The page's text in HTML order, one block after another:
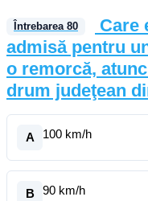
Întrebarea 80
Care
admisă pentru
o remorcă,
drum judeţean
A 100 km/h
B 90 km/h